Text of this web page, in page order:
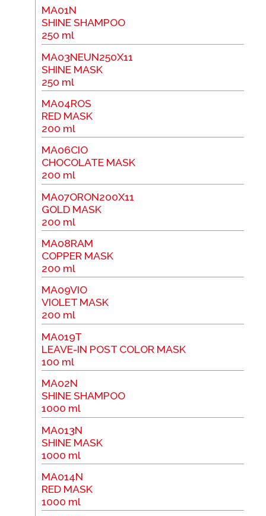
MA01N
SHINE SHAMPOO
250 ml
MA03NEUN250X11
SHINE MASK
250 ml
MA04ROS
RED MASK
200 ml
MA06CIO
CHOCOLATE MASK
200 ml
MA07ORON200X11
GOLD MASK
200 ml
MA08RAM
COPPER MASK
200 ml
MA09VIO
VIOLET MASK
200 ml
MA019T
LEAVE-IN POST COLOR MASK
100 ml
MA02N
SHINE SHAMPOO
1000 ml
MA013N
SHINE MASK
1000 ml
MA014N
RED MASK
1000 ml